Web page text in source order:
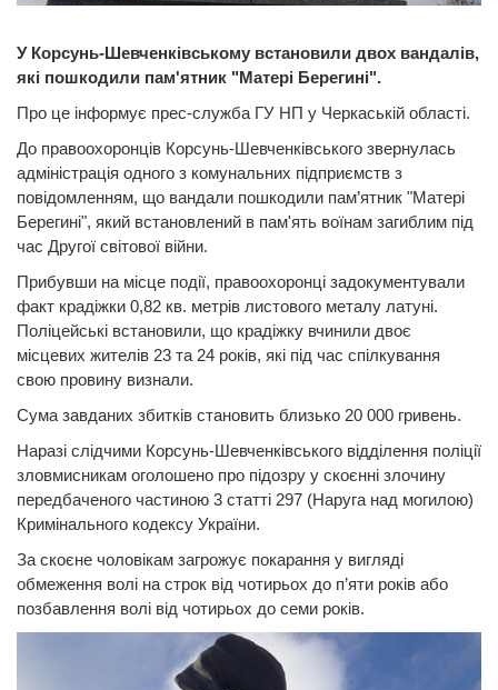
У Корсунь-Шевченківському встановили двох вандалів,
які пошкодили пам'ятник "Матері Берегині".
Про це інформує прес-служба ГУ НП у Черкаській області.
До правоохоронців Корсунь-Шевченківського звернулась
адміністрація одного з комунальних підприємств з
повідомленням, що вандали пошкодили пам’ятник "Матері
Берегині", який встановлений в пам'ять воїнам загиблим під
час Другої світової війни.
Прибувши на місце події, правоохоронці задокументували
факт крадіжки 0,82 кв. метрів листового металу латуні.
Поліцейські встановили, що крадіжку вчинили двоє
місцевих жителів 23 та 24 років, які під час спілкування
свою провину визнали.
Сума завданих збитків становить близько 20 000 гривень.
Наразі слідчими Корсунь-Шевченківського відділення поліції
зловмисникам оголошено про підозру у скоєнні злочину
передбаченого частиною 3 статті 297 (Наруга над могилою)
Кримінального кодексу України.
За скоєне чоловікам загрожує покарання у вигляді
обмеження волі на строк від чотирьох до п’яти років або
позбавлення волі від чотирьох до семи років.